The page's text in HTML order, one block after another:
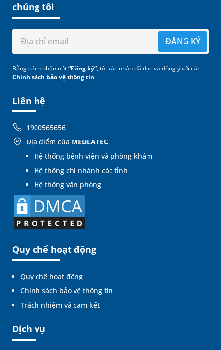
Liên hệ
1900565656
Địa điểm của MEDLATEC
Hệ thống bệnh viện và phòng khám
Hệ thống chi nhánh các tỉnh
Hệ thống văn phòng
Quy chế hoạt động
Quy chế hoạt động
Chính sách bảo vệ thông tin
Trách nhiệm và cam kết
Dịch vụ
chúng tôi
ĐĂNG KÝ
Bằng cách nhấn nút“Đăng ký”, tôi xác nhận đã đọc và đồng ý với các
Chính sách bảo vệ thông tin